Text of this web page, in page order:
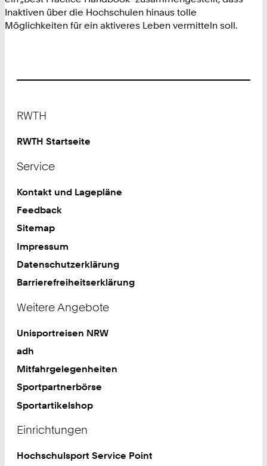
Inaktiven über die Hochschulen hinaus tolle
Möglichkeiten für ein aktiveres Leben vermitteln soll.
RWTH
RWTH Startseite
Service
Kontakt und Lagepläne
Feedback
Sitemap
Impressum
Datenschutzerklärung
Barrierefreiheitserklärung
Weitere Angebote
Unisportreisen NRW
adh
Mitfahrgelegenheiten
Sportpartnerbörse
Sportartikelshop
Einrichtungen
Hochschulsport Service Point